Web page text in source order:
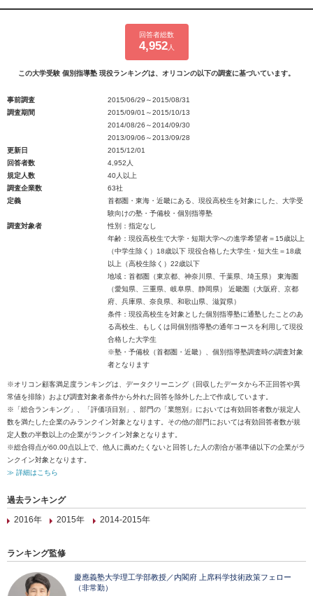
回答者総数
4,952人
この大学受験 個別指導塾 現役ランキングは、オリコンの以下の調査に基づいています。
事前調査
2015/06/29～2015/08/31
調査期間
2015/09/01～2015/10/13
2014/08/26～2014/09/30
2013/09/06～2013/09/28
更新日
2015/12/01
回答者数
4,952人
規定人数
40人以上
調査企業数
63社
定義
首都圏・東海・近畿にある、現役高校生を対象にした、大学受
験向けの塾・予備校・個別指導塾
調査対象者
性別：指定なし
年齢：現役高校生で大学・短期大学への進学希望者＝15歳以上
（中学生除く）18歳以下 現役合格した大学生・短大生＝18歳
以上（高校生除く）22歳以下
地域：首都圏（東京都、神奈川県、千葉県、埼玉県） 東海圏
（愛知県、三重県、岐阜県、静岡県） 近畿圏（大阪府、京都
府、兵庫県、奈良県、和歌山県、滋賀県）
条件：現役高校生を対象とした個別指導塾に通塾したことのあ
る高校生、もしくは同個別指導塾の通年コースを利用して現役
合格した大学生
※塾・予備校（首都圏・近畿）、個別指導塾調査時の調査対象
者となります
※オリコン顧客満足度ランキングは、データクリーニング（回収したデータから不正回答や異
常値を排除）および調査対象者条件から外れた回答を除外した上で作成しています。
※「総合ランキング」、「評価項目別」、部門の「業態別」においては有効回答者数が規定人
数を満たした企業のみランクイン対象となります。その他の部門においては有効回答者数が規
定人数の半数以上の企業がランクイン対象となります。
※総合得点が60.00点以上で、他人に薦めたくないと回答した人の割合が基準値以下の企業がラ
ンクイン対象となります。
≫ 詳細はこちら
過去ランキング
2016年
2015年 2014-2015年
ランキング監修
慶應義塾大学理工学部教授／内閣府 上席科学技術政策フェロー
（非常勤）